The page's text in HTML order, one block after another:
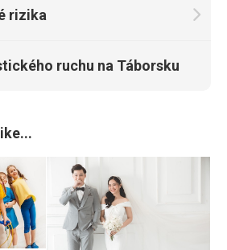
rizika
ruchu na Táborsku